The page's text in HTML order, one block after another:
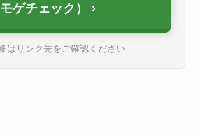
モゲチェック）
はリンク先をご確認ください